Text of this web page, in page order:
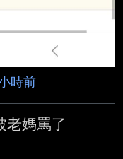
時前
老媽罵了